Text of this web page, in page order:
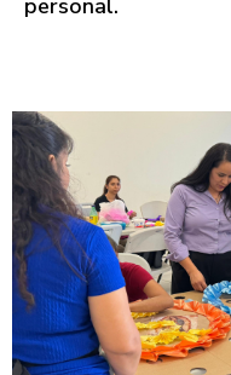
personal.